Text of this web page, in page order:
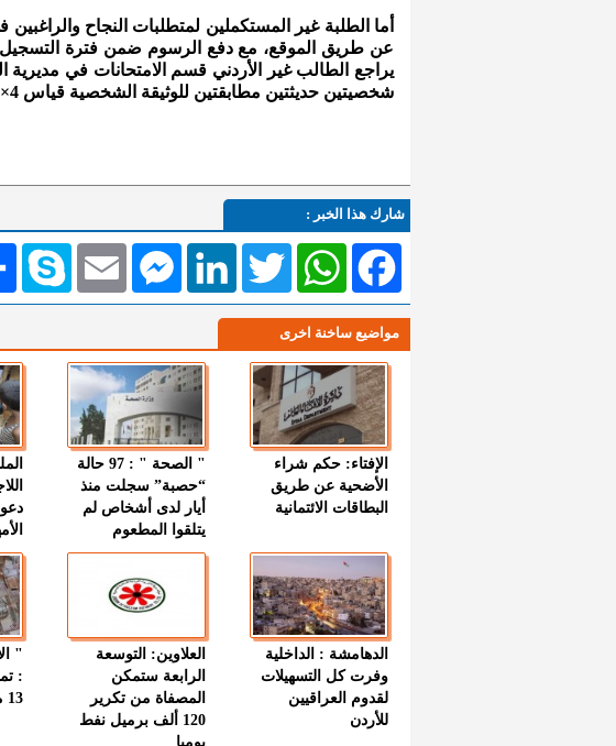
أما الطلبة غير المستكملين لمتطلبات النجاح
عن طريق الموقع، مع دفع الرسوم ضمن فترة
يراجع الطالب غير الأردني قسم الامتحانات في مديرية
شخصيتين حديثتين مطابقتين للوثيقة الشخصية قياس 4×6 بعد إكماله عمليتي التسجيل.
شارك هذا الخبر :
Skype EmailMessengerLinkedIn TwitterWhatsAppFacebook
مواضيع ساخنة اخرى
الإفتاء: حكم شراء
الأضحية عن طريق
البطاقات الائتمانية
" الصحة " : 97 حالة
“حصبة” سجلت منذ
أيار لدى أشخاص لم
يتلقوا المطعوم
الدهامشة : الداخلية
وفرت كل التسهيلات
لقدوم العراقيين
للأردن
العلاوين: التوسعة
الرابعة ستمكن
المصفاة من تكرير
120 ألف برميل نفط
يوميا
"
:
13 مليون دينار